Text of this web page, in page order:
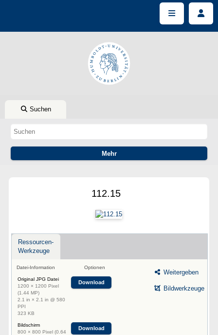
Suchen
112.15
Ressourcen-
Werkzeuge
Datei-Information Optionen
Original JPG Datei
1200 × 1200 Pixel
(1.44 MP)
2.1 in × 2.1 in @ 580
PPI
323 KB
Download
Bildschirm
800 × 800 Pixel (0.64
Download
Weitergeben
Bildwerkzeuge